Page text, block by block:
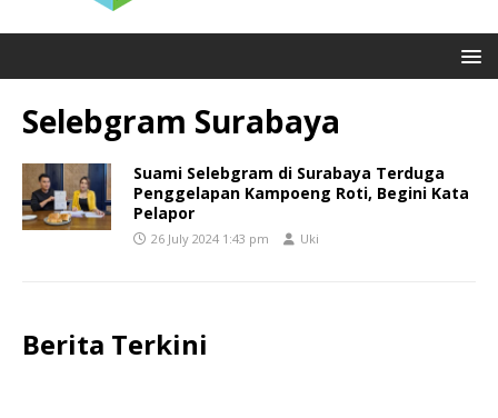
Selebgram Surabaya
Suami Selebgram di Surabaya Terduga
Penggelapan Kampoeng Roti, Begini Kata
Pelapor
26 July 2024 1:43 pm Uki
Berita Terkini